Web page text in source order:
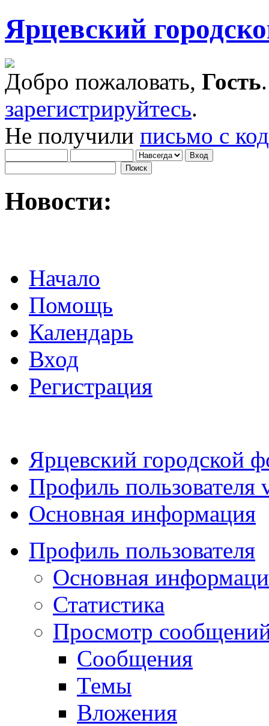
Ярцевский
Добро пожаловать, Гость
зарегистрируйтесь.
Не получили письмо с
Новости:
Начало
Помощь
Календарь
Вход
Регистрация
Ярцевский городской
Профиль пользователя
Основная информация
Профиль пользователя
Основная
Статистика
Просмотр
Сообщения
Темы
Вложения